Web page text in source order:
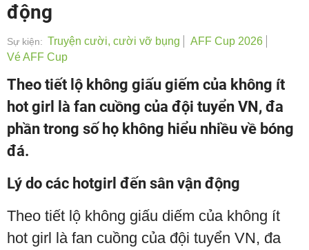
động
Sự kiện: Truyện cười, cười vỡ bụng
AFF Cup 2026
Vé AFF Cup
Theo tiết lộ không giấu giếm của không ít
hot girl là fan cuồng của đội tuyển VN, đa
phần trong số họ không hiểu nhiều về bóng
đá.
Lý do các hotgirl đến sân vận động
Theo tiết lộ không giấu diếm của không ít
hot girl là fan cuồng của đội tuyển VN, đa